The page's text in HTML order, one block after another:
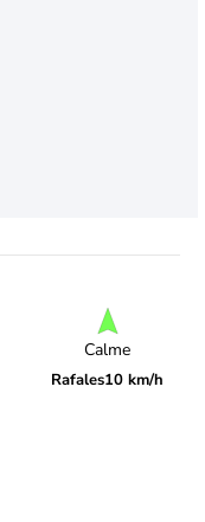
Calme
Rafales10 km/h